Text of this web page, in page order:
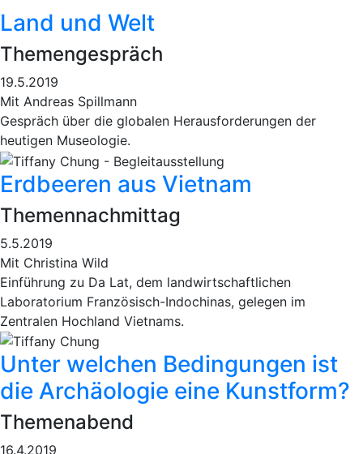
Land und Welt
Themengespräch
19.5.2019
Mit Andreas Spillmann
Gespräch über die globalen Herausforderungen der
heutigen Museologie.
Erdbeeren aus Vietnam
Themennachmittag
5.5.2019
Mit Christina Wild
Einführung zu Da Lat, dem landwirtschaftlichen
Laboratorium Französisch-Indochinas, gelegen im
Zentralen Hochland Vietnams.
Unter welchen Bedingungen ist
die Archäologie eine Kunstform?
Themenabend
16.4.2019